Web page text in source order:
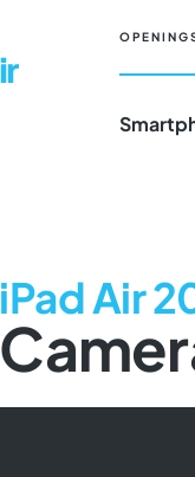
iPad Air